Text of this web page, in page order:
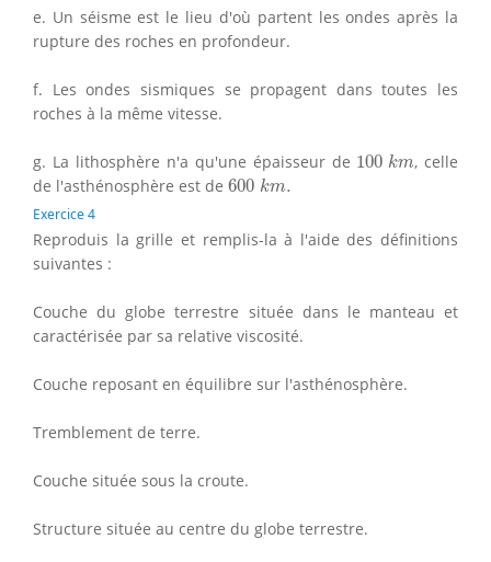
e. Un séisme est le lieu d'où partent les ondes après la
rupture des roches en profondeur.
f. Les ondes sismiques se propagent dans toutes les
roches à la même vitesse.
g. La lithosphère n'a qu'une épaisseur de 100 km
100 km, celle
de l'asthénosphère est de 600 km.
600 km
Exercice 4
Reproduis la grille et remplis-la à l'aide des définitions
suivantes :
Couche du globe terrestre située dans le manteau et
caractérisée par sa relative viscosité.
Couche reposant en équilibre sur l'asthénosphère.
Tremblement de terre.
Couche située sous la croute.
Structure située au centre du globe terrestre.